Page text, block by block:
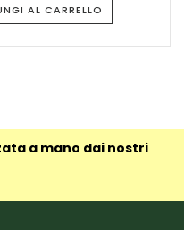
AL CARRELLO
a mano dai nostri